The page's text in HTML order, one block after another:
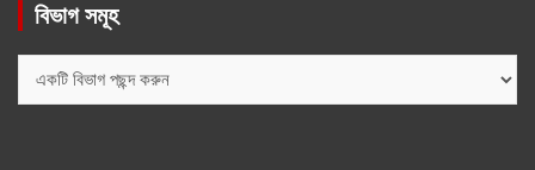
বিভাগ সমূহ